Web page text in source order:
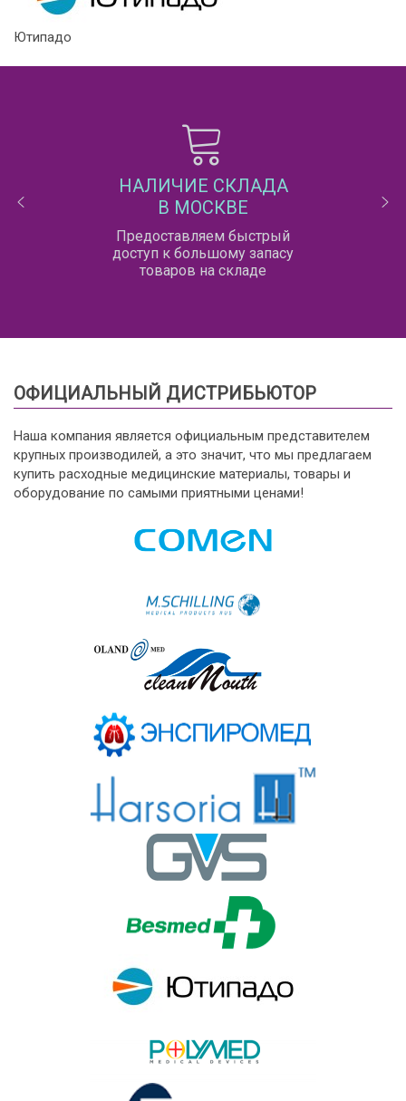
Ютипадо
НАЛИЧИЕ СКЛАДА
В МОСКВЕ
Предоставляем быстрый
доступ к большому запасу
товаров на складе
ОФИЦИАЛЬНЫЙ ДИСТРИБЬЮТОР
Наша компания является официальным представителем
крупных производилей, а это значит, что мы предлагаем
купить расходные медицинские материалы, товары и
оборудование по самыми приятными ценами!